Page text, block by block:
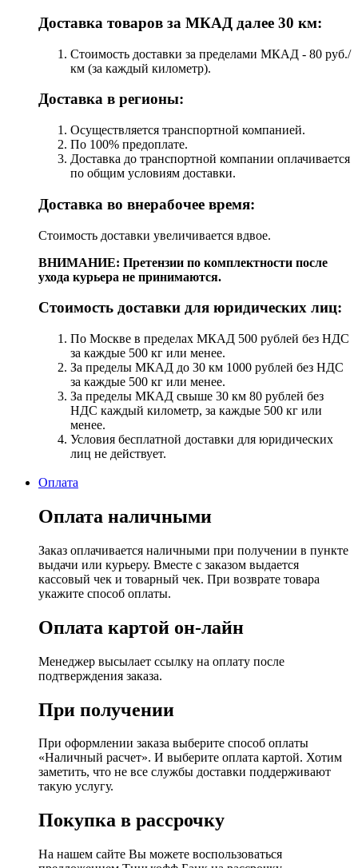
Доставка товаров за МКАД далее 30 км:
Стоимость доставки за пределами МКАД - 80 руб./
км (за каждый километр).
Доставка в регионы:
Осуществляется транспортной компанией.
По 100% предоплате.
Доставка до транспортной компании оплачивается
по общим условиям доставки.
Доставка во внерабочее время:
Стоимость доставки увеличивается вдвое.
ВНИМАНИЕ: Претензии по комплектности после
ухода курьера не принимаются.
Стоимость доставки для юридических лиц:
По Москве в пределах МКАД 500 рублей без НДС
за каждые 500 кг или менее.
За пределы МКАД до 30 км 1000 рублей без НДС
за каждые 500 кг или менее.
За пределы МКАД свыше 30 км 80 рублей без
НДС каждый километр, за каждые 500 кг или
менее.
Условия бесплатной доставки для юридических
лиц не действует.
Оплата
Оплата наличными
Заказ оплачивается наличными при получении в пункте
выдачи или курьеру. Вместе с заказом выдается
кассовый чек и товарный чек. При возврате товара
укажите способ оплаты.
Оплата картой он-лайн
Менеджер высылает ссылку на оплату после
подтверждения заказа.
При получении
При оформлении заказа выберите способ оплаты
«Наличный расчет». И выберите оплата картой. Хотим
заметить, что не все службы доставки поддерживают
такую услугу.
Покупка в рассрочку
На нашем сайте Вы можете воспользоваться